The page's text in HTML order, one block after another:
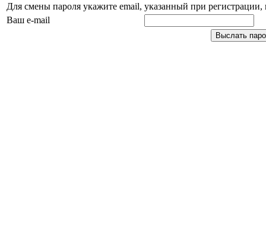
Для смены пароля укажите email, указанный при
Ваш e-mail